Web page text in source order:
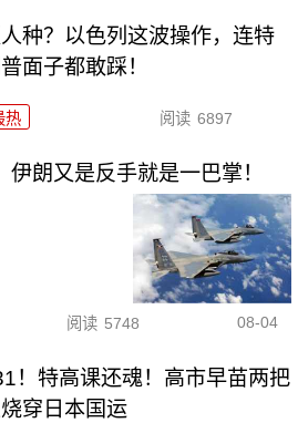
种？以色列这波操作，连特
面子都敢踩！
热 阅读 6897
朗又是反手就是一巴掌！
阅读 5748 08-04
！特高课还魂！高市早苗两把
穿日本国运